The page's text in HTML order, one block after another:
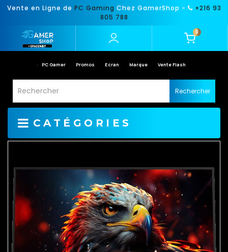
Vente en Ligne de PC Gaming Chez GamerShop -
+216 93
805 788
0
PC Gamer Promos Ecran Marque Vente Flash
Rechercher
CATÉGORIES